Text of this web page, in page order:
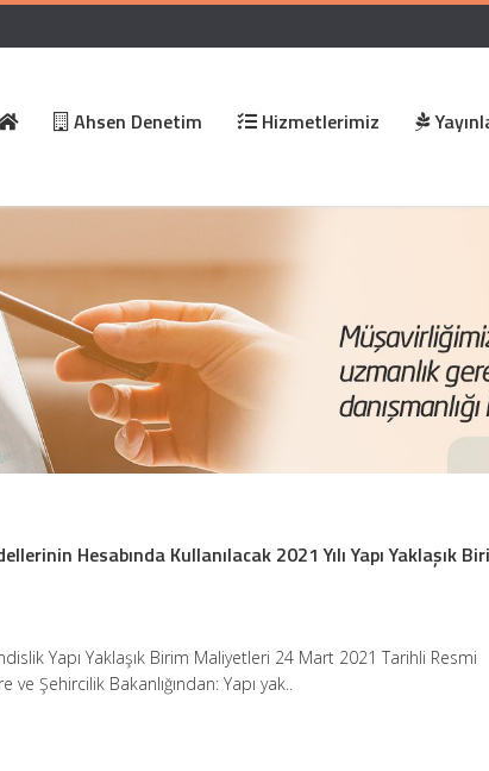
Ahsen Denetim Hizmetlerimiz
Hesabında Kullanılacak 2021 Yılı Yapı Yaklaşık
Yapı Yaklaşık Birim Maliyetleri 24 Mart 2021 Tarihli Resmi
ve Şehircilik Bakanlığından: Yapı yak..